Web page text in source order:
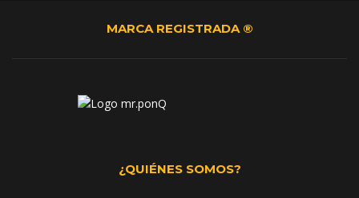
MARCA REGISTRADA ®
¿QUIÉNES SOMOS?